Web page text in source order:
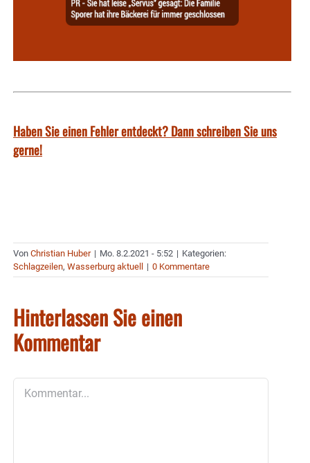
Haben Sie einen Fehler entdeckt? Dann schreiben Sie uns
gerne!
Von Christian Huber | Mo. 8.2.2021 - 5:52 | Kategorien:
Schlagzeilen, Wasserburg aktuell | 0 Kommentare
Hinterlassen Sie einen
Kommentar